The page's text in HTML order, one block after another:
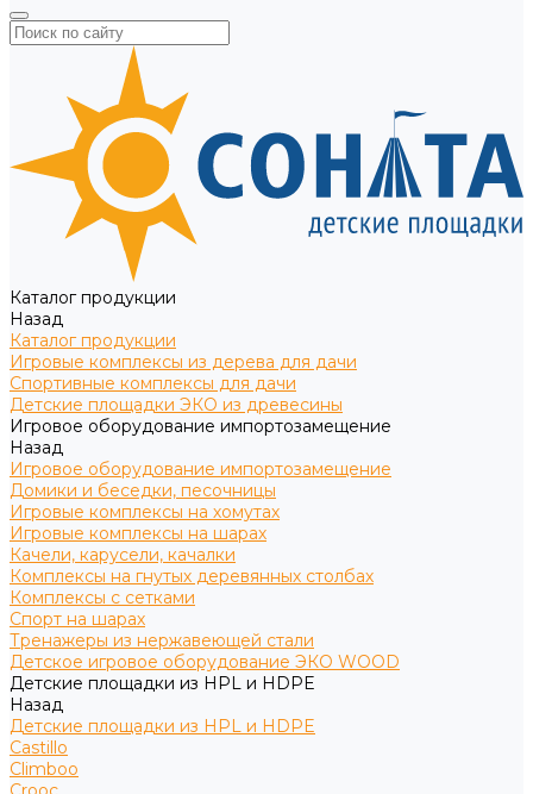
Каталог продукции
Назад
Каталог продукции
Игровые комплексы из дерева для дачи
Спортивные комплексы для дачи
Детские площадки ЭКО из древесины
Игровое оборудование импортозамещение
Назад
Игровое оборудование импортозамещение
Домики и беседки, песочницы
Игровые комплексы на хомутах
Игровые комплексы на шарах
Качели, карусели, качалки
Комплексы на гнутых деревянных столбах
Комплексы с сетками
Спорт на шарах
Тренажеры из нержавеющей стали
Детское игровое оборудование ЭКО WOOD
Детские площадки из HPL и HDPE
Назад
Детские площадки из HPL и HDPE
Castillo
Climboo